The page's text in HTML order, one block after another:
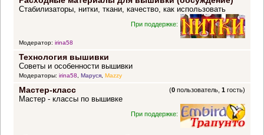
Стабилизаторы, нитки, ткани, качество, как использовать
При поддержке:
Модератор: irina58
Технология вышивки
Советы и особенности вышивки
Модераторы: irina58, Маруся, Mazzy
Мастер-класс (0 пользователь,1 гость)
Мастер - классы по вышивке
При поддержке: